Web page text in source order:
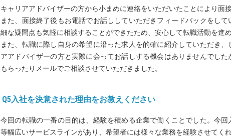
キャリアアドバイザーの方から小まめに連絡をいただいたことにより面
また、面接終了後もお電話でお話ししていただきフィードバックをし
細な疑問点も気軽に相談することができたため、安心して転職活動を進
また、転職に際し自身の希望に沿った求人を的確に紹介していただき
アアドバイザーの方と実際に会ってお話しする機会はありませんでし
もらったりメールでご相談させていただきました。
Q5入社を決意された理由をお教えください
今回の転職の一番の目的は、経験を積める企業で働くことでした。今
等幅広いサービスラインがあり、希望者には様々な業務を経験させてく